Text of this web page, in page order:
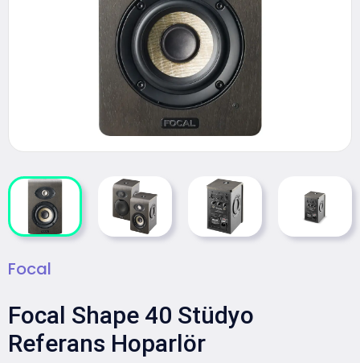
Focal
Focal Shape 40 Stüdyo
Referans Hoparlör